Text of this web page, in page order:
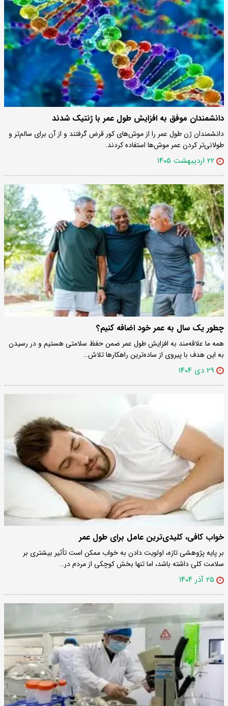
دانشمندان موفق به افزایش طول عمر با ژنتیک شدند
دانشمندان ژن طول عمر را از موش‌های کور قرض گرفتند و از آن برای سالم‌تر و
طولانی‌تر کردن عمر موش‌ها استفاده کردند.
۲۲ اردیبهشت ۱۴۰۵
چطور یک سال به عمر خود اضافه کنیم؟
همه ما علاقه‌مند به افزایش طول عمر ضمن حفظ سلامتی هستیم و در رسیدن
به این هدف با پیروی از ساده‌ترین راهکارها تلاش…
۲۹ دی ۱۴۰۴
خواب کافی، کلیدی‌ترین عامل برای طول عمر
بر پایه پژوهشی تازه، اولویت دادن به خواب ممکن است تأثیر بیشتری بر
سلامت کلی داشته باشد، اما تنها بخش کوچکی از مردم در…
۲۵ آذر ۱۴۰۴